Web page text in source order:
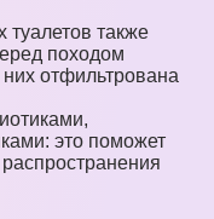
также
походом
отфильтрована
это поможет